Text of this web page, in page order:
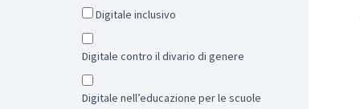
Digitale inclusivo
Digitale contro il divario di genere
Digitale nell’educazione per le scuole